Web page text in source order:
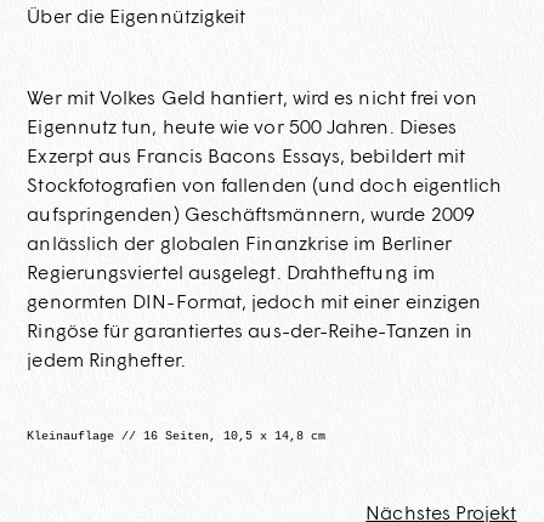
Über die Eigennützigkeit
Wer mit Volkes Geld hantiert, wird es nicht frei von
Eigennutz tun, heute wie vor 500 Jahren. Dieses
Exzerpt aus Francis Bacons Essays, bebildert mit
Stockfoto­­­grafien von fallenden (und doch eigentlich
aufspringenden) Geschäfts­­­männern, wurde 2009
anlässlich der globalen Finanzkrise im Berliner
Regierungs­­viertel ausgelegt. Drahtheftung im
genormten DIN-Format, jedoch mit einer einzigen
Ringöse für garantiertes aus-der-Reihe-Tanzen in
jedem Ringhefter.
Kleinauflage // 16 Seiten, 10,5 x 14,8 cm
Nächstes Projekt